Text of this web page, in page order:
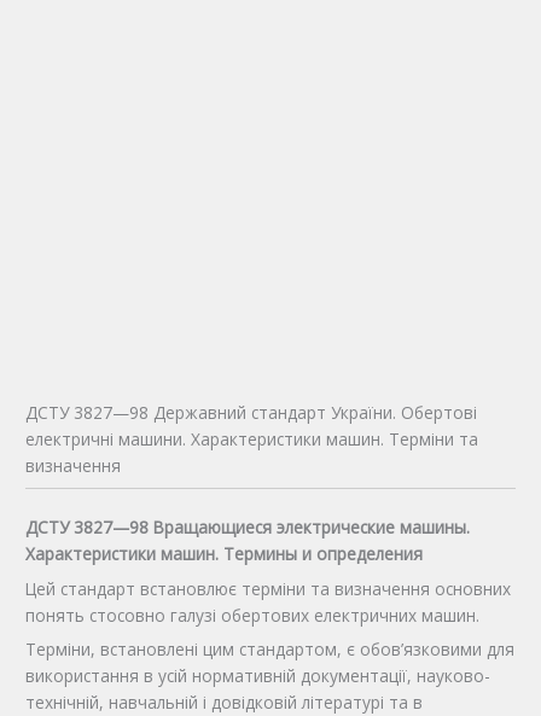
ДСТУ 3827—98 Державний стандарт України. Обертові
електричні машини. Характеристики машин. Терміни та
визначення
ДСТУ 3827—98 Вращающиеся электрические машины.
Характеристики машин. Термины и определения
Цей стандарт встановлює терміни та визначення основних
понять стосовно галузі обертових електричних машин.
Терміни, встановлені цим стандартом, є обов’язковими для
використання в усій нормативній документації, науково-
технічній, навчальній і довідковій літературі та в